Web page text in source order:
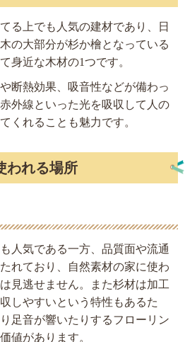
る上でも人気の建材であり、日
の大部分が杉か檜となっている
身近な木材の1つです。
断熱効果、吸音性などが備わっ
外線といった光を吸収して人の
くれることも魅力です。
われる場所
人気である一方、品質面や流通
れており、自然素材の家に使わ
見逃せません。また杉材は加工
しやすいという特性もあるた
足音が響いたりするフローリン
値があります。